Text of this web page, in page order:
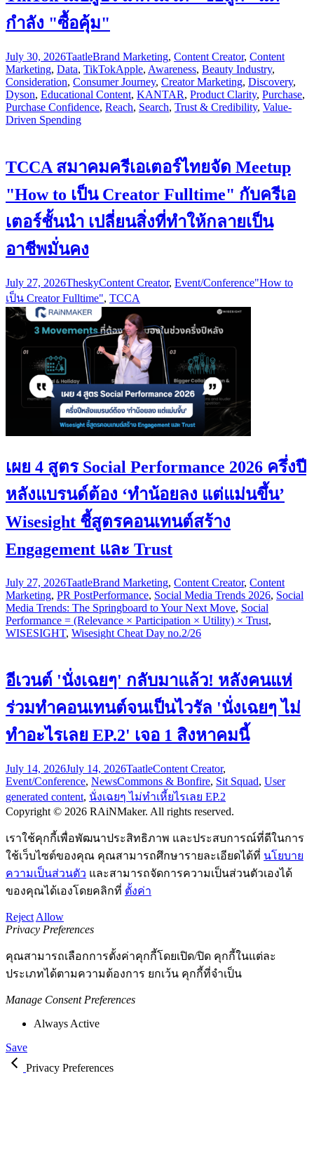
กำลัง "ซื้อคุ้ม"
July 30, 2026TaatleBrand Marketing, Content Creator, Content
Marketing, Data, TikTokApple, Awareness, Beauty Industry,
Consideration, Consumer Journey, Creator Marketing, Discovery,
Dyson, Educational Content, KANTAR, Product Clarity, Purchase,
Purchase Confidence, Reach, Search, Trust & Credibility, Value-
Driven Spending
TCCA สมาคมครีเอเตอร์ไทยจัด Meetup
"How to เป็น Creator Fulltime" กับครีเอ
เตอร์ชั้นนำ เปลี่ยนสิ่งที่ทำให้กลายเป็น
อาชีพมั่นคง
July 27, 2026TheskyContent Creator, Event/Conference"How to
เป็น Creator Fulltime", TCCA
เผย 4 สูตร Social Performance 2026 ครึ่งปี
หลังแบรนด์ต้อง ‘ทำน้อยลง แต่แม่นขึ้น’
Wisesight ชี้สูตรคอนเทนต์สร้าง
Engagement และ Trust
July 27, 2026TaatleBrand Marketing, Content Creator, Content
Marketing, PR PostPerformance, Social Media Trends 2026, Social
Media Trends: The Springboard to Your Next Move, Social
Performance = (Relevance × Participation × Utility) × Trust,
WISESIGHT, Wisesight Cheat Day no.2/26
อีเวนต์ 'นั่งเฉยๆ' กลับมาแล้ว! หลังคนแห่
ร่วมทำคอนเทนต์จนเป็นไวรัล 'นั่งเฉยๆ ไม่
ทำอะไรเลย EP.2' เจอ 1 สิงหาคมนี้
July 14, 2026July 14, 2026TaatleContent Creator,
Event/Conference, NewsCommons & Bonfire, Sit Squad, User
generated content, นั่งเฉยๆ ไม่ทำเหี้ยไรเลย EP.2
Copyright © 2026 RAiNMaker. All rights reserved.
เราใช้คุกกี้เพื่อพัฒนาประสิทธิภาพ และประสบการณ์ที่ดีในการ
ใช้เว็บไซต์ของคุณ คุณสามารถศึกษารายละเอียดได้ที่ นโยบาย
ความเป็นส่วนตัว และสามารถจัดการความเป็นส่วนตัวเองได้
ของคุณได้เองโดยคลิกที่ ตั้งค่า
Reject Allow
Privacy Preferences
คุณสามารถเลือกการตั้งค่าคุกกี้โดยเปิด/ปิด คุกกี้ในแต่ละ
ประเภทได้ตามความต้องการ ยกเว้น คุกกี้ที่จำเป็น
Manage Consent Preferences
Always Active
Save
Privacy Preferences